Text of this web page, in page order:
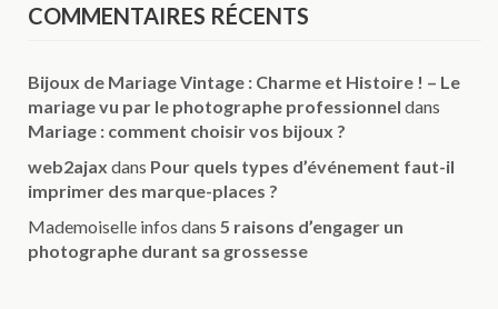
COMMENTAIRES RÉCENTS
Bijoux de Mariage Vintage : Charme et Histoire ! – Le
mariage vu par le photographe professionnel dans
Mariage : comment choisir vos bijoux ?
web2ajax dans Pour quels types d’événement faut-il
imprimer des marque-places ?
Mademoiselle infos dans 5 raisons d’engager un
photographe durant sa grossesse